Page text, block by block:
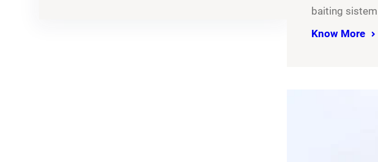
baiting sistem
Know More